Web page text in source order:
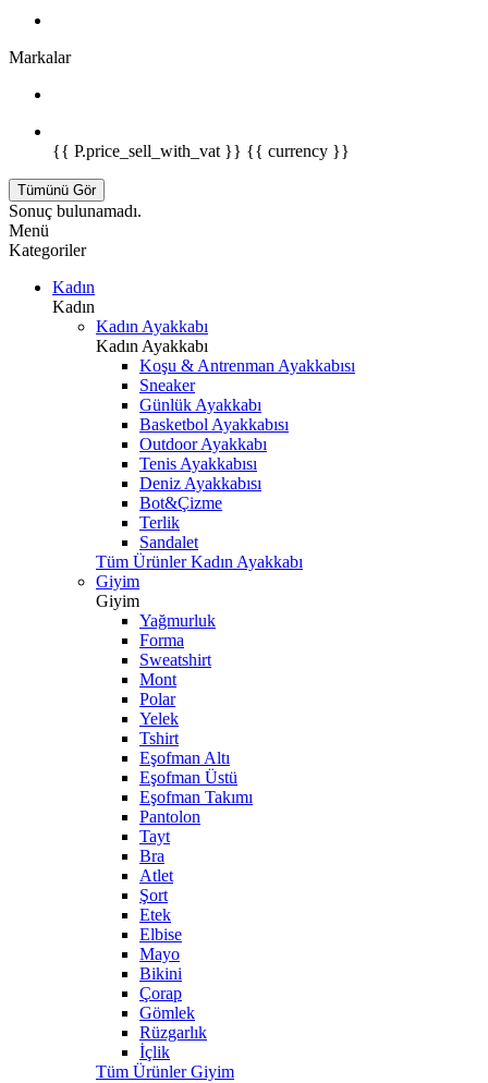
Markalar
{{ P.price_sell_with_vat }} {{ currency }}
Tümünü Gör
Sonuç bulunamadı.
Menü
Kategoriler
Kadın
Kadın
Kadın Ayakkabı
Kadın Ayakkabı
Koşu & Antrenman Ayakkabısı
Sneaker
Günlük Ayakkabı
Basketbol Ayakkabısı
Outdoor Ayakkabı
Tenis Ayakkabısı
Deniz Ayakkabısı
Bot&Çizme
Terlik
Sandalet
Tüm Ürünler Kadın Ayakkabı
Giyim
Giyim
Yağmurluk
Forma
Sweatshirt
Mont
Polar
Yelek
Tshirt
Eşofman Altı
Eşofman Üstü
Eşofman Takımı
Pantolon
Tayt
Bra
Atlet
Şort
Etek
Elbise
Mayo
Bikini
Çorap
Gömlek
Rüzgarlık
İçlik
Tüm Ürünler Giyim